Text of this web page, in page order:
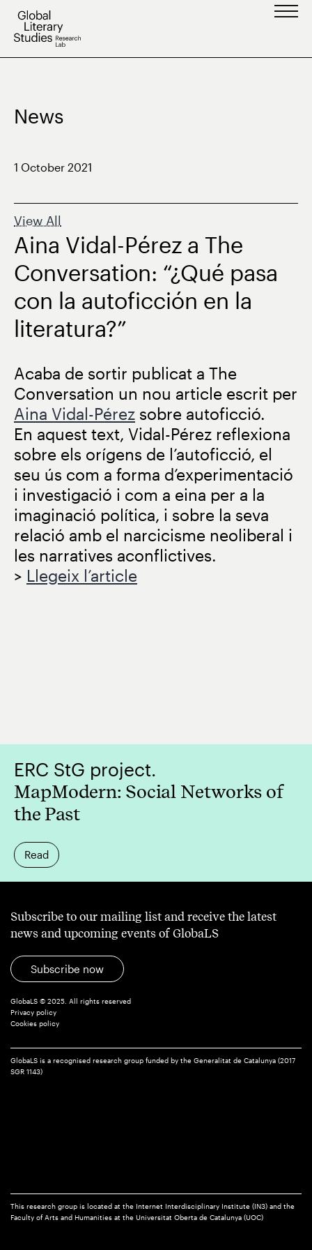
Skip
News
1 October 2021
View All
Aina Vidal-Pérez a The
Conversation: “¿Qué pasa
con la autoficción en la
literatura?”
Acaba de sortir publicat a The
Conversation un nou article escrit per
Aina Vidal-Pérez sobre autoficció.
En aquest text, Vidal-Pérez reflexiona
sobre els orígens de l’autoficció, el
seu ús com a forma d’experimentació
i investigació i com a eina per a la
imaginació política, i sobre la seva
relació amb el narcicisme neoliberal i
les narratives aconflictives.
> Llegeix l’article
ERC StG project.
MapModern: Social Networks of
the Past
Read
Subscribe to our mailing list and receive the latest
news and upcoming events of GlobaLS
Subscribe now
GlobaLS © 2025. All rights reserved
Privacy policy
Cookies policy
GlobaLS is a recognised research group funded by the Generalitat de Catalunya (2017
SGR 1143)
This research group is located at the Internet Interdisciplinary Institute (IN3) and the
Faculty of Arts and Humanities at the Universitat Oberta de Catalunya (UOC)